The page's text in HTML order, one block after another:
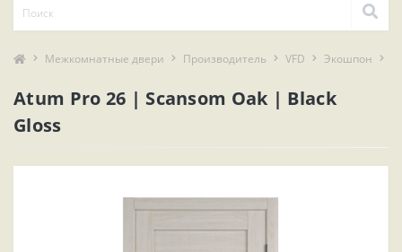
Межкомнатные двери Производитель VFD Экошпон
Atum Pro 26 | Scansom Oak | Black
Gloss